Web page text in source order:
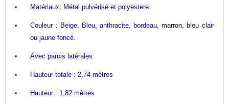
Matériaux: Métal pulvérisé et polyestere
Couleur : Beige, Bleu, anthracite, bordeau, marron, bleu clair
ou jaune foncé.
Avec parois latérales
Hauteur totale : 2,74 mètres
Hauteur : 1,82 mètres